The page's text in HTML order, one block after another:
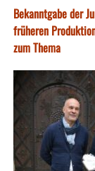
Bekanntgabe der
früheren
zum Thema